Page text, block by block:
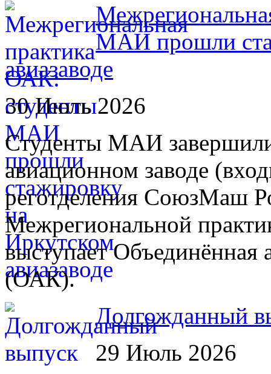
МАИ прошли
авиазаводе
30 Июль 2026
Студенты МАИ
авиационном заводе
реготделения СоюзМаш
Межрегиональной
выступает Объединённая
(ОАК).
Долгожданный
29 Июль 2026